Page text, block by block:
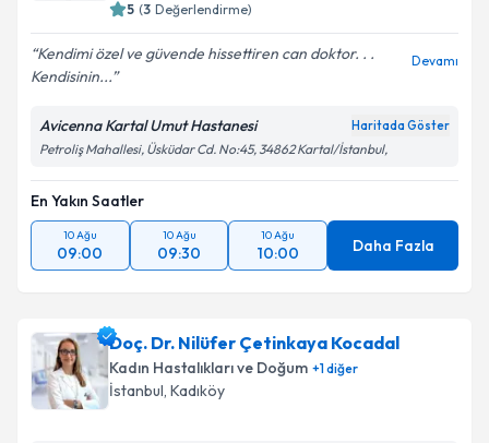
5 (3 Değerlendirme)
Kendimi özel ve güvende hissettiren can doktor. . .
Kendisinin...
Devamı
Avicenna Kartal Umut Hastanesi Haritada Göster
Petroliş Mahallesi, Üsküdar Cd. No:45, 34862 Kartal/İstanbul,
En Yakın Saatler
10 Ağu
09:00
10 Ağu
09:30
10 Ağu
10:00 Daha Fazla
Doç. Dr. Nilüfer Çetinkaya Kocadal
Kadın Hastalıkları ve Doğum +1diğer
İstanbul, Kadıköy